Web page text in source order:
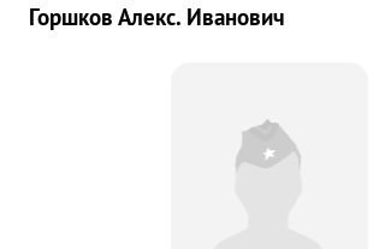
Горшков Алекс. Иванович